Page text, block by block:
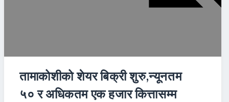
तामाकोशीको शेयर बिक्री शुरु,न्यूनतम
५० र अधिकतम एक हजार कित्तासम्म